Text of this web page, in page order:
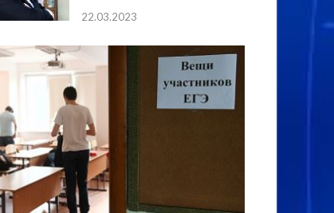
22.03.2023